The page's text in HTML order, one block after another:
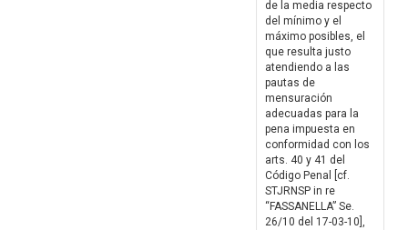
de la media respecto
del mínimo y el
máximo posibles, el
que resulta justo
atendiendo a las
pautas de
mensuración
adecuadas para la
pena impuesta en
conformidad con los
arts. 40 y 41 del
Código Penal [cf.
STJRNSP in re
“FASSANELLA” Se.
26/10 del 17-03-10],